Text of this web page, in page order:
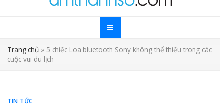
Trang chủ » 5 chiếc Loa bluetooth Sony không thể thiếu trong các
cuộc vui du lịch
TIN TỨC